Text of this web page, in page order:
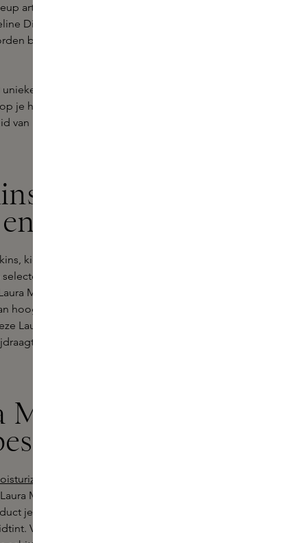
artist heeft niet alleen iconische
Dion, maar heeft ook een reeks
bewonderd. Centraal in die
geheim dat schuilt in zijn
je huid en geeft je die natuurlijke
van binnenuit straalt, zonder dat
staan
kwaliteit
kies je ook voor duurzaamheid
die niet alleen goed zijn
Mercier is een voorbeeld van
hoogwaardige en duurzame
Laura Mercier blush gebruikt, je
aan het behoud en respect
resultaat
van Laura Mercier
Mercier blush aan op de
je natuurlijke schoonheid
Voor meer diepte in het gelaat